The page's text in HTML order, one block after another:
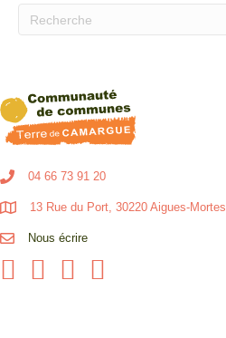
04 66 73 91 20
13 Rue du Port, 30220 Aigues-Mortes
Nous écrire